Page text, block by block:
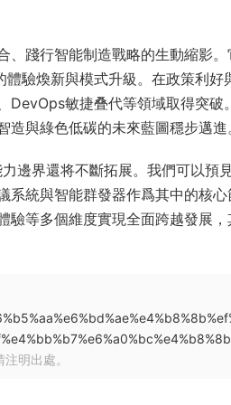
、踐行智能制造戰略的生動縮影。
體驗煥新與模式升級。在政策利好
DevOps敏捷叠代等領域取得突破
造與綠色低碳的未來藍圖穩步邁進
邊界還将不斷拓展。我們可以預
系統與智能群發器作爲其中的核心
驗等多個維度實現全面跨越發展，
注明出處。